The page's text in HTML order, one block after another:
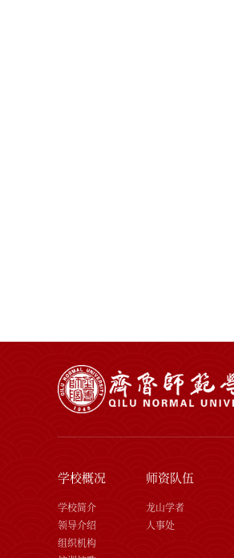
学校概况
学校简介
领导介绍
组织机构
师资队伍
龙山学者
人事处